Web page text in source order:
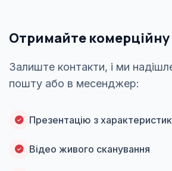
Отримайте
Залиште контакти, і ми
пошту або в месенджер:
Презентацію з
Відео живого сканування